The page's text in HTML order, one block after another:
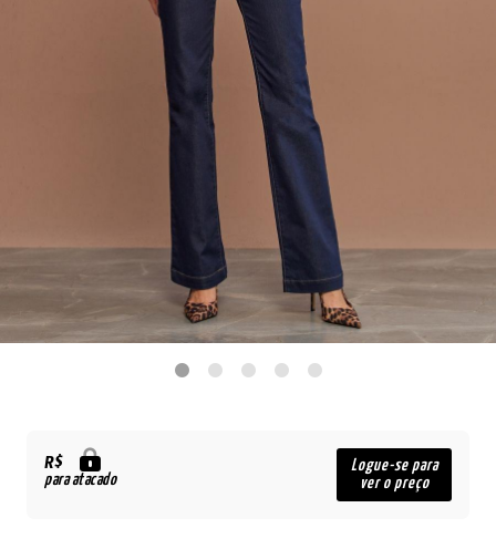
R$
para atacado
Logue-se para
ver o preço